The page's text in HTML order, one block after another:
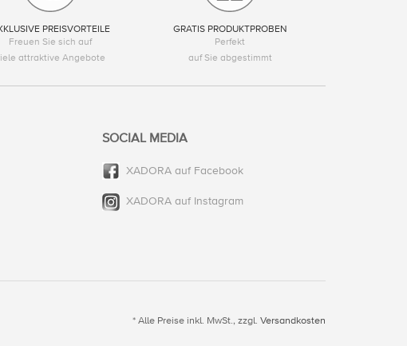
PREISVORTEILE
Freuen Sie sich auf
attraktive Angebote
GRATIS PRODUKTPROBEN
Perfekt
auf Sie abgestimmt
SOCIAL MEDIA
XADORA auf Facebook
XADORA auf Instagram
* Alle Preise inkl. MwSt., zzgl. Versandkosten